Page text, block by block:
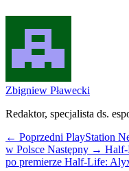
Zbigniew Pławecki
Redaktor, specjalista ds.
← Poprzedni PlayStation
w Polsce Następny → Half-
po premierze Half-Life: